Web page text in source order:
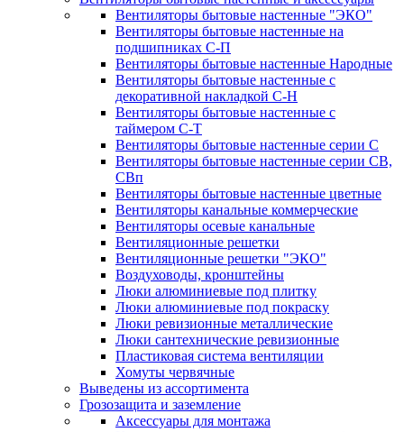
Вентиляторы бытовые настенные "ЭКО"
Вентиляторы бытовые настенные на
подшипниках С-П
Вентиляторы бытовые настенные Народные
Вентиляторы бытовые настенные с
декоративной накладкой С-Н
Вентиляторы бытовые настенные с
таймером С-Т
Вентиляторы бытовые настенные серии С
Вентиляторы бытовые настенные серии СВ,
СВп
Вентиляторы бытовые настенные цветные
Вентиляторы канальные коммерческие
Вентиляторы осевые канальные
Вентиляционные решетки
Вентиляционные решетки "ЭКО"
Воздуховоды, кронштейны
Люки алюминиевые под плитку
Люки алюминиевые под покраску
Люки ревизионные металлические
Люки сантехнические ревизионные
Пластиковая система вентиляции
Хомуты червячные
Выведены из ассортимента
Грозозащита и заземление
Аксессуары для монтажа